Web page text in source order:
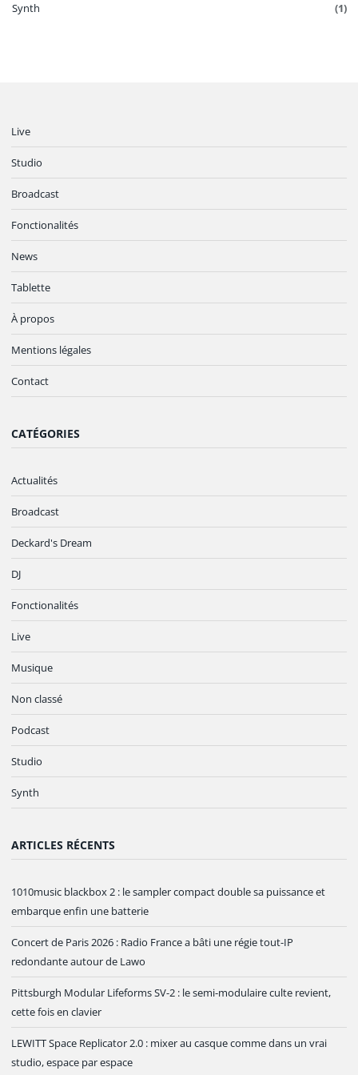
Synth
(1)
Live
Studio
Broadcast
Fonctionalités
News
Tablette
À propos
Mentions légales
Contact
CATÉGORIES
Actualités
Broadcast
Deckard's Dream
DJ
Fonctionalités
Live
Musique
Non classé
Podcast
Studio
Synth
ARTICLES RÉCENTS
1010music blackbox 2 : le sampler compact double sa puissance et
embarque enfin une batterie
Concert de Paris 2026 : Radio France a bâti une régie tout-IP
redondante autour de Lawo
Pittsburgh Modular Lifeforms SV-2 : le semi-modulaire culte revient,
cette fois en clavier
LEWITT Space Replicator 2.0 : mixer au casque comme dans un vrai
studio, espace par espace